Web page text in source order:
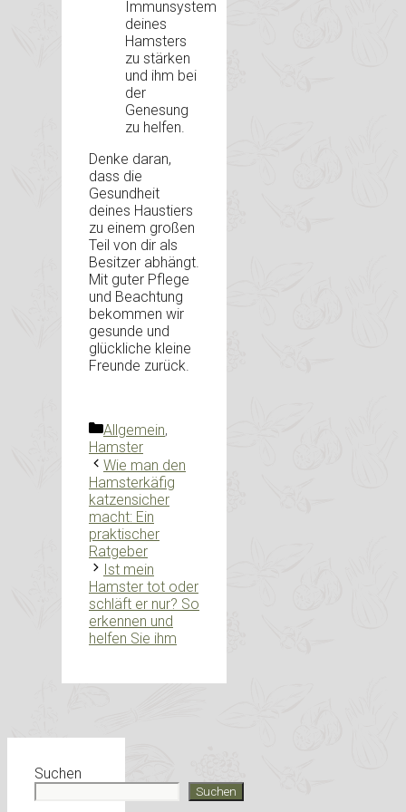
Immunsystem
deines
Hamsters
zu stärken
und ihm bei
der
Genesung
zu helfen.
Denke daran,
dass die
Gesundheit
deines Haustiers
zu einem großen
Teil von dir als
Besitzer abhängt.
Mit guter Pflege
und Beachtung
bekommen wir
gesunde und
glückliche kleine
Freunde zurück.
Kategorien
Allgemein,
Hamster
Wie man den
Hamsterkäfig
katzensicher
macht: Ein
praktischer
Ratgeber
Ist mein
Hamster tot oder
schläft er nur? So
erkennen und
helfen Sie ihm
Suchen
Suchen